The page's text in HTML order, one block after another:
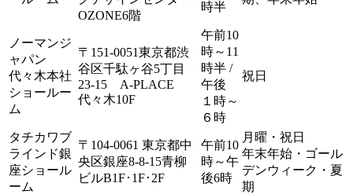
OZONE6階
時半
ノーマンジ
ャパン
代々木本社
ショールー
ム
〒151-0051東京都渋
谷区千駄ヶ谷5丁目
23-15 A-PLACE
代々木10F
午前10
時～11
時半 /
午後
１時～
６時
祝日
タチカワブ
ラインド銀
座ショール
ーム
〒104-0061 東京都中
央区銀座8-8-15青柳
ビルB1F･1F･2F
午前10
時～午
後6時
月曜・祝日
年末年始・ゴール
デンウィーク・夏
期